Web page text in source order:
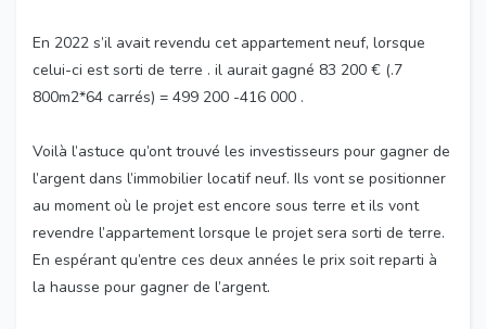
En 2022 s’il avait revendu cet appartement neuf, lorsque
celui-ci est sorti de terre . il aurait gagné 83 200 € (.7
800m2*64 carrés) = 499 200 -416 000 .
Voilà l’astuce qu’ont trouvé les investisseurs pour gagner de
l’argent dans l’immobilier locatif neuf. Ils vont se positionner
au moment où le projet est encore sous terre et ils vont
revendre l’appartement lorsque le projet sera sorti de terre.
En espérant qu’entre ces deux années le prix soit reparti à
la hausse pour gagner de l’argent.